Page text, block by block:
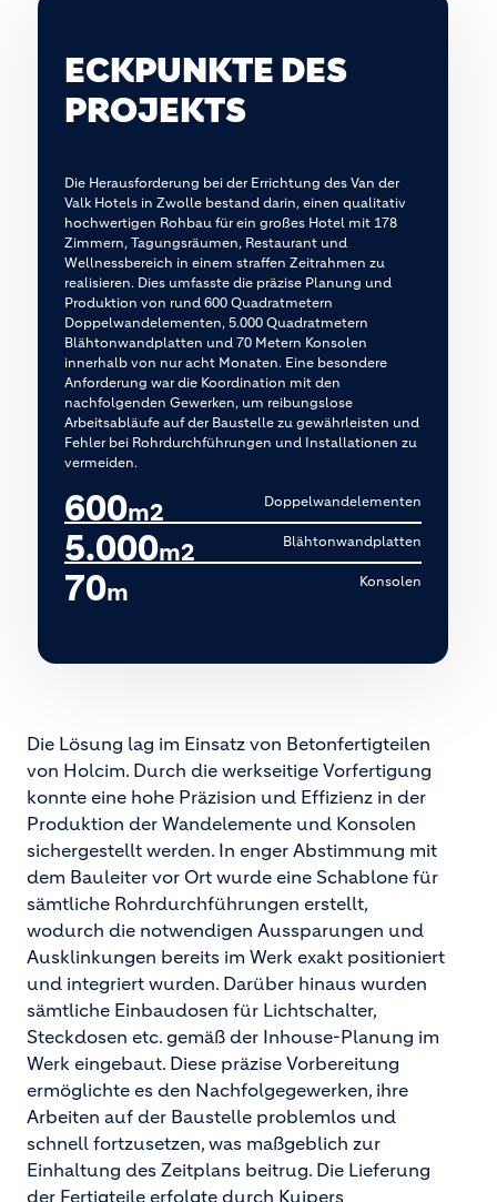
ECKPUNKTE DES
PROJEKTS
Die Herausforderung bei der Errichtung des Van der
Valk Hotels in Zwolle bestand darin, einen qualitativ
hochwertigen Rohbau für ein großes Hotel mit 178
Zimmern, Tagungsräumen, Restaurant und
Wellnessbereich in einem straffen Zeitrahmen zu
realisieren. Dies umfasste die präzise Planung und
Produktion von rund 600 Quadratmetern
Doppelwandelementen, 5.000 Quadratmetern
Blähtonwandplatten und 70 Metern Konsolen
innerhalb von nur acht Monaten. Eine besondere
Anforderung war die Koordination mit den
nachfolgenden Gewerken, um reibungslose
Arbeitsabläufe auf der Baustelle zu gewährleisten und
Fehler bei Rohrdurchführungen und Installationen zu
vermeiden.
600m2 Doppelwandelementen
5.000m2 Blähtonwandplatten
70m Konsolen
Die Lösung lag im Einsatz von Betonfertigteilen
von Holcim. Durch die werkseitige Vorfertigung
konnte eine hohe Präzision und Effizienz in der
Produktion der Wandelemente und Konsolen
sichergestellt werden. In enger Abstimmung mit
dem Bauleiter vor Ort wurde eine Schablone für
sämtliche Rohrdurchführungen erstellt,
wodurch die notwendigen Aussparungen und
Ausklinkungen bereits im Werk exakt positioniert
und integriert wurden. Darüber hinaus wurden
sämtliche Einbaudosen für Lichtschalter,
Steckdosen etc. gemäß der Inhouse-Planung im
Werk eingebaut. Diese präzise Vorbereitung
ermöglichte es den Nachfolgegewerken, ihre
Arbeiten auf der Baustelle problemlos und
schnell fortzusetzen, was maßgeblich zur
Einhaltung des Zeitplans beitrug. Die Lieferung
der Fertigteile erfolgte durch Kuipers